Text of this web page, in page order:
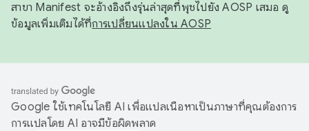
สาขา Manifest จะอ้างอิงถึงรุ่นล่าสุดที่พุชไปยัง AOSP เสมอ ดู
ข้อมูลเพิ่มเติมได้ที่การเปลี่ยนแปลงใน AOSP
Google ใช้เทคโนโลยี AI เพื่อแปลเนื้อหาเป็นภาษาที่คุณต้องการ
การแปลโดย AI อาจมีข้อผิดพลาด